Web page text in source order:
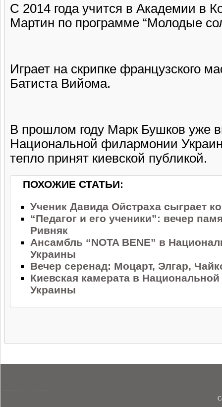
С 2014 года учится в Академии в
Мартин по программе “Молодые
Играет на скрипке французского
Батиста Вийома.
В прошлом году Марк Бушков уже
Национальной филармонии
тепло принят киевской публикой.
ПОХОЖИЕ СТАТЬИ:
Ученик Давида Ойстраха сыграет
“Педагог и его ученики”: вечер
Ривняк
Ансамбль “NOTA BENE” в
Украины
Вечер серенад: Моцарт, Элгар,
Киевская камерата в
Украины